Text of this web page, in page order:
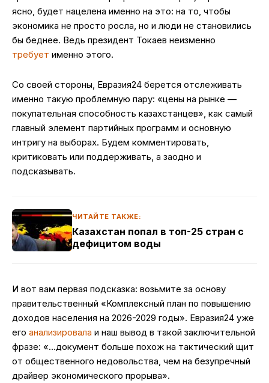
ясно, будет нацелена именно на это: на то, чтобы
экономика не просто росла, но и люди не становились
бы беднее. Ведь президент Токаев неизменно
требует именно этого.
Со своей стороны, Евразия24 берется отслеживать
именно такую проблемную пару: «цены на рынке —
покупательная способность казахстанцев», как самый
главный элемент партийных программ и основную
интригу на выборах. Будем комментировать,
критиковать или поддерживать, а заодно и
подсказывать.
ЧИТАЙТЕ ТАКЖЕ:
Казахстан попал в топ-25 стран с
дефицитом воды
И вот вам первая подсказка: возьмите за основу
правительственный «Комплексный план по повышению
доходов населения на 2026-2029 годы». Евразия24 уже
его анализировала и наш вывод в такой заключительной
фразе: «…документ больше похож на тактический щит
от общественного недовольства, чем на безупречный
драйвер экономического прорыва».